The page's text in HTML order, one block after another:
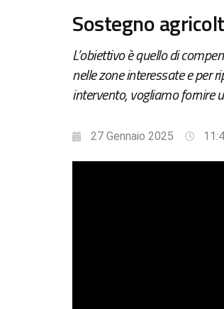
Sostegno
L’obiettivo è quello di
nelle zone interessate e per
intervento, vogliamo fornire
27 Gennaio 2025